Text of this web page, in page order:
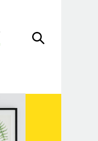
Suche öffnen